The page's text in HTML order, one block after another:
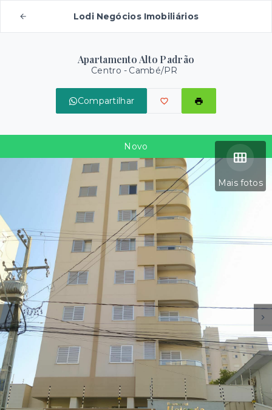
Lodi Negócios Imobiliários
Apartamento Alto Padrão
Centro - Cambé/PR
Compartilhar
Mais fotos
Novo